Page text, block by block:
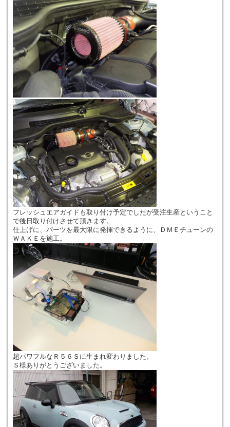
フレッシュエアガイドも取り付け予定でしたが受注生産ということ
で後日取り付けさせて頂きます。
仕上げに、パーツを最大限に発揮できるように、ＤＭＥチューンの
ＷＡＫＥを施工。
超パワフルなＲ５６Ｓに生まれ変わりました。
Ｓ様ありがとうございました。